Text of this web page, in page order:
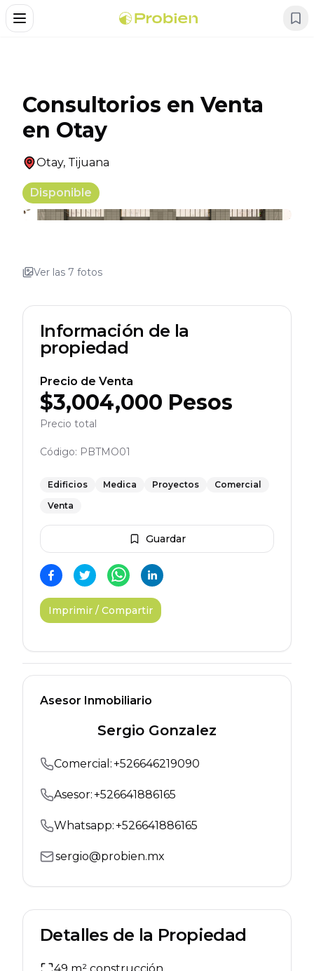
Alternar Menu
Consultorios en Venta
en Otay
Otay, Tijuana
Disponible
Ver las 7 fotos
Información de la
propiedad
Precio de Venta
$3,004,000 Pesos
Precio total
Código: PBTMO01
Edificios Medica Proyectos
Comercial
Venta
Guardar
Imprimir / Compartir
Asesor Inmobiliario
Sergio Gonzalez
Comercial :+526646219090
Asesor:+526641886165
Whatsapp:+526641886165
sergio@probien.mx
Detalles de la Propiedad